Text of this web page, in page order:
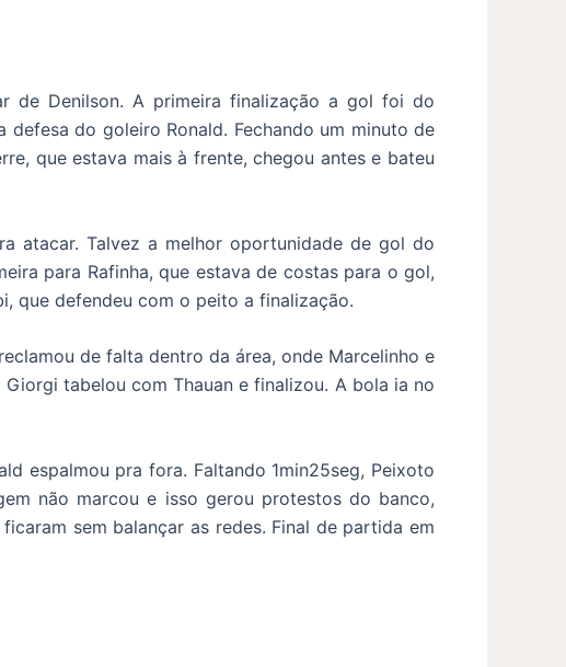
de Denilson. A primeira finalização a gol foi do
do goleiro Ronald. Fechando um minuto de
que estava mais à frente, chegou antes e bateu
atacar. Talvez a melhor oportunidade de gol do
para Rafinha, que estava de costas para o gol,
que defendeu com o peito a finalização.
de falta dentro da área, onde Marcelinho e
tabelou com Thauan e finalizou. A bola ia no
espalmou pra fora. Faltando 1min25seg, Peixoto
não marcou e isso gerou protestos do banco,
sem balançar as redes. Final de partida em